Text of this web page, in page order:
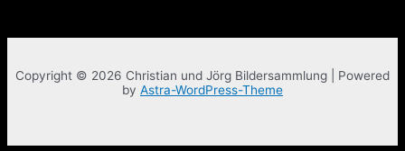
Copyright © 2026 Christian und Jörg Bildersammlung | Powered
by Astra-WordPress-Theme